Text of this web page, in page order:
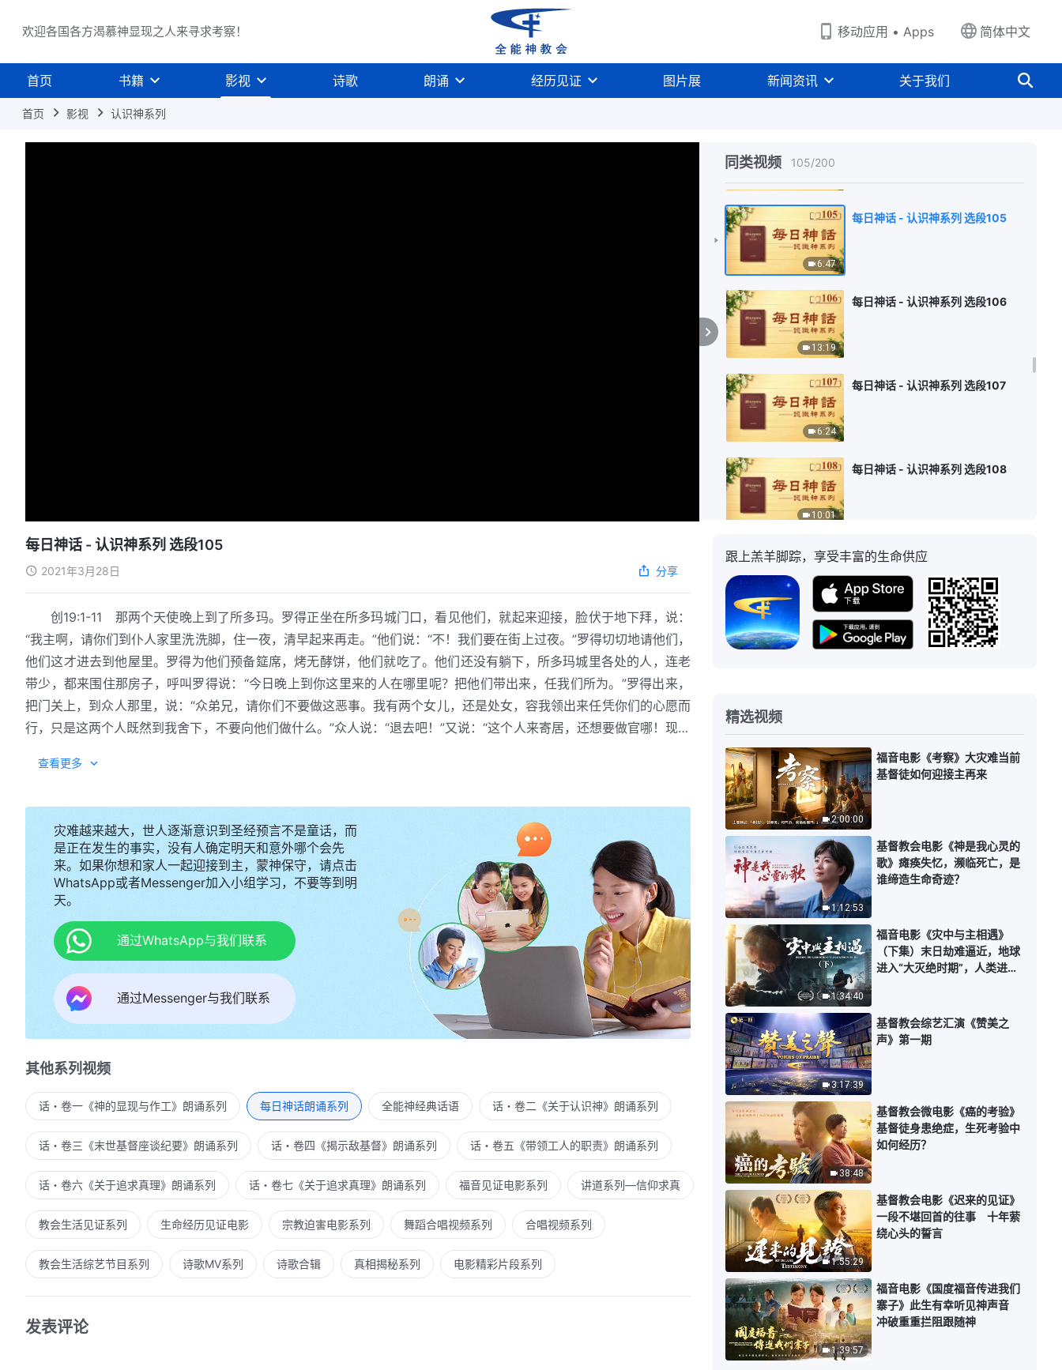
欢迎各国各方渴慕神显现之人来寻求考察！ 移动应用 • Apps 简体中文
首页 书籍 影视 诗歌 朗诵 经历见证 图片展 新闻资讯 关于我们
首页 影视 认识神系列
同类视频 105/200
8:04
6:47
每日神话 - 认识神系列 选段105
13:19
每日神话 - 认识神系列 选段106
6:24
每日神话 - 认识神系列 选段107
10:01
每日神话 - 认识神系列 选段108
6:58
每日神话 - 认识神系列 选段109
每日神话 - 认识神系列 选段110
6:16
12:05
每日神话 - 认识神系列 选段112
8:04
每日神话 - 认识神系列 选段113
7:31
每日神话 - 认识神系列 选段114
8:08
每日神话 - 认识神系列 选段115
10:44
每日神话 - 认识神系列 选段116
12:15
每日神话 - 认识神系列 选段117
9:54
每日神话 - 认识神系列 选段118
每日神话 - 认识神系列 选段105
2021年3月28日 分享
创19:1-11 那两个天使晚上到了所多玛。罗得正坐在所多玛城门口，看见他们，就起来迎接，脸伏于地下拜，说：
“我主啊，请你们到仆人家里洗洗脚，住一夜，清早起来再走。”他们说：“不！我们要在街上过夜。”罗得切切地请他们，
他们这才进去到他屋里。罗得为他们预备筵席，烤无酵饼，他们就吃了。他们还没有躺下，所多玛城里各处的人，连老
带少，都来围住那房子，呼叫罗得说：“今日晚上到你这里来的人在哪里呢？把他们带出来，任我们所为。”罗得出来，
把门关上，到众人那里，说：“众弟兄，请你们不要做这恶事。我有两个女儿，还是处女，容我领出来任凭你们的心愿而
行，只是这两个人既然到我舍下，不要向他们做什么。”众人说：“退去吧！”又说：“这个人来寄居，还想要做官哪！现在
且使门外的人，无论老少，眼都昏迷；他们摸来摸去，总寻不着房门。
创19:24-25 当时，
所多玛城的人看到这两个仆人的时候，他们没有人询问他们来此的缘由，也没有人询问他们是否是来传达神的旨
意。相反，他们众人合起伙来不容分说，就如疯狗、如恶狼一样来抓这两个仆人。对于当时发生的事神是不是看在眼
中？对待人这样的行为、对待这样的事，神的心是怎么想的呢？神定意要毁灭这座城，他不会犹豫，不会等待，也不再
忍耐，他的日子来到，他便着手作他要作的工作。所以《创世记》十九章二十四至二十五节说：“当时，耶和华将硫磺与
火从天上耶和华那里降与所多玛和蛾摩拉，把那些城和全平原，并城里所有的居民，连地上生长的，都毁灭了。”这两节
经文告诉给人神用什么方式毁灭了这座城，也告诉给人神毁灭了什么。首先，经文记述了神是用火烧了这座城，而火烧
这座城的程度就是连人带地上生长的都毁灭了。也就是说，从天上所降之火不但要毁灭这座城，而且城里的人与活物都
一并被毁灭，不留一丝痕迹。在这座城被毁灭之后，地上不再有活物，不再有生机，不再有生命的迹象，它从一座城变
成了一片荒场，一片死寂的空场。在这片土地上，不再有悖逆神的恶行出现，不再有杀戮，不再有血腥。
神为什么要把这座城烧得这么干净呢？你们在这儿看到了什么？难道神忍心看着他所造的人类与他造的万物就这样
被毁吗？如果你从天上所降之火看到了耶和华神的怒气，那你从神所毁灭的对象与这座城被毁的程度，便不难看出耶和
华神发怒的程度。当神恨恶一座城的时候，他会给予惩罚；当神厌烦一座城的时候，他会一再给出警示，让人得知他的
怒气。但是，当神定意要取缔、毁灭一座城的时候，也就是神的烈怒与威严被触犯的时候，这个时候，他不再惩罚、不
——《话・卷二 关于认识神・独一无二的神自己 二》
查看更多
灾难越来越大，世人逐渐意识到圣经预言不是童话，而
是正在发生的事实，没有人确定明天和意外哪个会先
来。如果你想和家人一起迎接到主，蒙神保守，请点击
WhatsApp或者Messenger加入小组学习，不要等到明
天。
通过WhatsApp与我们联系
通过Messenger与我们联系
其他系列视频
话・卷一《神的显现与作工》朗诵系列 每日神话朗诵系列 全能神经典话语 话・卷二《关于认识神》朗诵系列
话・卷三《末世基督座谈纪要》朗诵系列 话・卷四《揭示敌基督》朗诵系列 话・卷五《带领工人的职责》朗诵系列
话・卷六《关于追求真理》朗诵系列 话・卷七《关于追求真理》朗诵系列 福音见证电影系列 讲道系列—信仰求真
教会生活见证系列 生命经历见证电影 宗教迫害电影系列 舞蹈合唱视频系列 合唱视频系列
教会生活综艺节目系列 诗歌MV系列 诗歌合辑 真相揭秘系列 电影精彩片段系列
发表评论
跟上羔羊脚踪，享受丰富的生命供应
精选视频
2:00:00
福音电影《考察》大灾难当前
基督徒如何迎接主再来
1:12:53
基督教会电影《神是我心灵的
歌》瘫痪失忆，濒临死亡，是
谁缔造生命奇迹？
1:34:40
福音电影《灾中与主相遇》
（下集）末日劫难逼近，地球
进入“大灭绝时期”，人类进入
3:17:39
基督教会综艺汇演《赞美之
声》第一期
38:48
基督教会微电影《癌的考验》
基督徒身患绝症，生死考验中
如何经历？
1:55:29
基督教会电影《迟来的见证》
一段不堪回首的往事 十年萦
绕心头的誓言
1:39:57
福音电影《国度福音传进我们
寨子》此生有幸听见神声音
冲破重重拦阻跟随神